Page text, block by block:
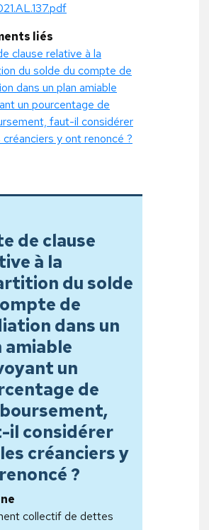
liés
clause relative à la
du solde du compte de
dans un plan amiable
un pourcentage de
faut-il considérer
créanciers y ont renoncé ?
de clause
à la
du solde
de
dans un
amiable
un
de
il considérer
créanciers y
?
collectif de dettes